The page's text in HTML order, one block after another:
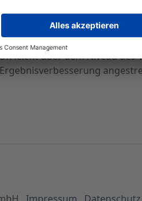
die
leicht über dem Niveau des